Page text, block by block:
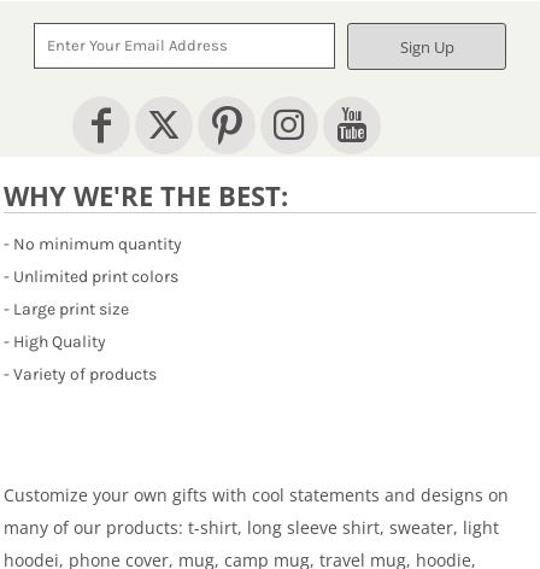
Sign Up
WHY WE'RE THE BEST:
- No minimum quantity
- Unlimited print colors
- Large print size
- High Quality
- Variety of products
Customize your own gifts with cool statements and designs on
many of our products: t-shirt, long sleeve shirt, sweater, light
hoodei, phone cover, mug, camp mug, travel mug, hoodie,